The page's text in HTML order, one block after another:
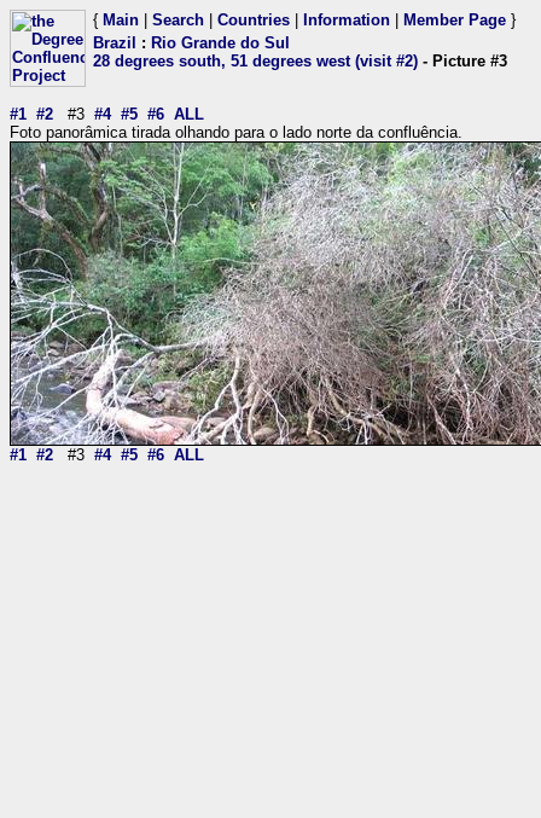
{ Main Search Countries Information Member Page }
Brazil
: Rio Grande do Sul
28 degrees south, 51 degrees west (visit #2) - Picture #3
#1 #2 #3 #4 #5 #6 ALL
Foto panorâmica tirada olhando para o lado norte da confluência.
#1 #2 #3 #4 #5 #6 ALL